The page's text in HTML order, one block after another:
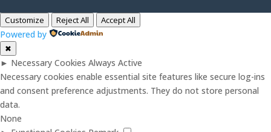
Customize Reject All Accept All
Powered by
✖
► Necessary Cookies Always Active
Necessary cookies enable essential site features like secure log-ins
and consent preference adjustments. They do not store personal
data.
None